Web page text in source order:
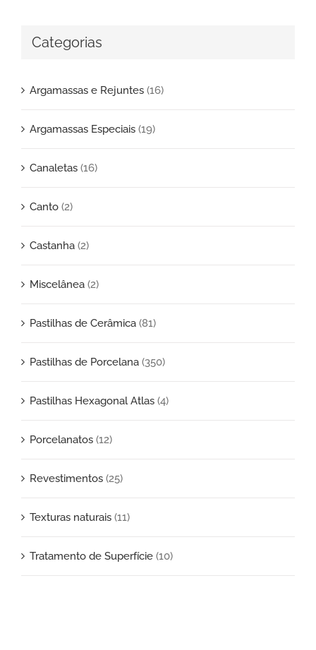
Categorias
Argamassas e Rejuntes (16)
Argamassas Especiais (19)
Canaletas (16)
Canto (2)
Castanha (2)
Miscelânea (2)
Pastilhas de Cerâmica (81)
Pastilhas de Porcelana (350)
Pastilhas Hexagonal Atlas (4)
Porcelanatos (12)
Revestimentos (25)
Texturas naturais (11)
Tratamento de Superfície (10)